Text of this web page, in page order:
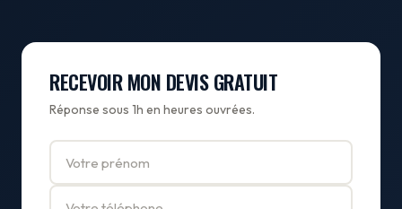
RECEVOIR MON DEVIS GRATUIT
Réponse sous 1h en heures ouvrées.